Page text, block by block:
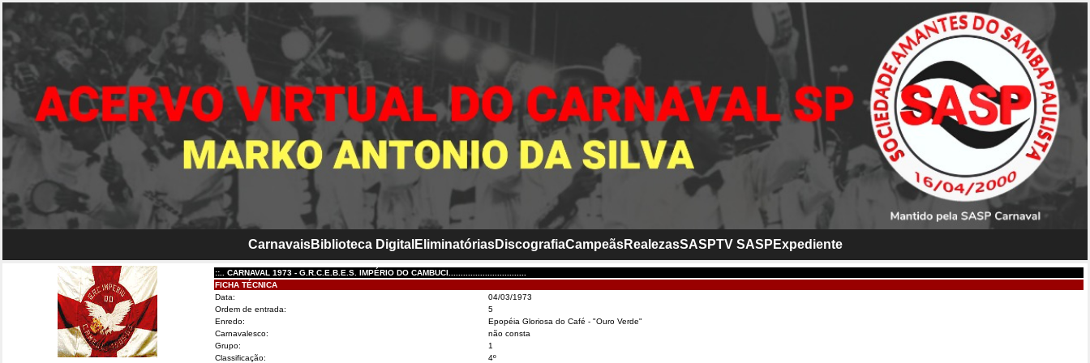
CarnavaisBiblioteca Digital EliminatóriasDiscografiaCampeãsRealezasSASPTV SASP Expediente
::.. CARNAVAL 1973 - G.R.C.E.B.E.S. IMPÉRIO DO CAMBUCI................................
FICHA TÉCNICA
Data:
04/03/1973
Ordem de entrada:
5
Enredo:
Epopéia Gloriosa do Café - "Ouro Verde"
Carnavalesco:
não consta
Grupo:
1
Classificação:
4º